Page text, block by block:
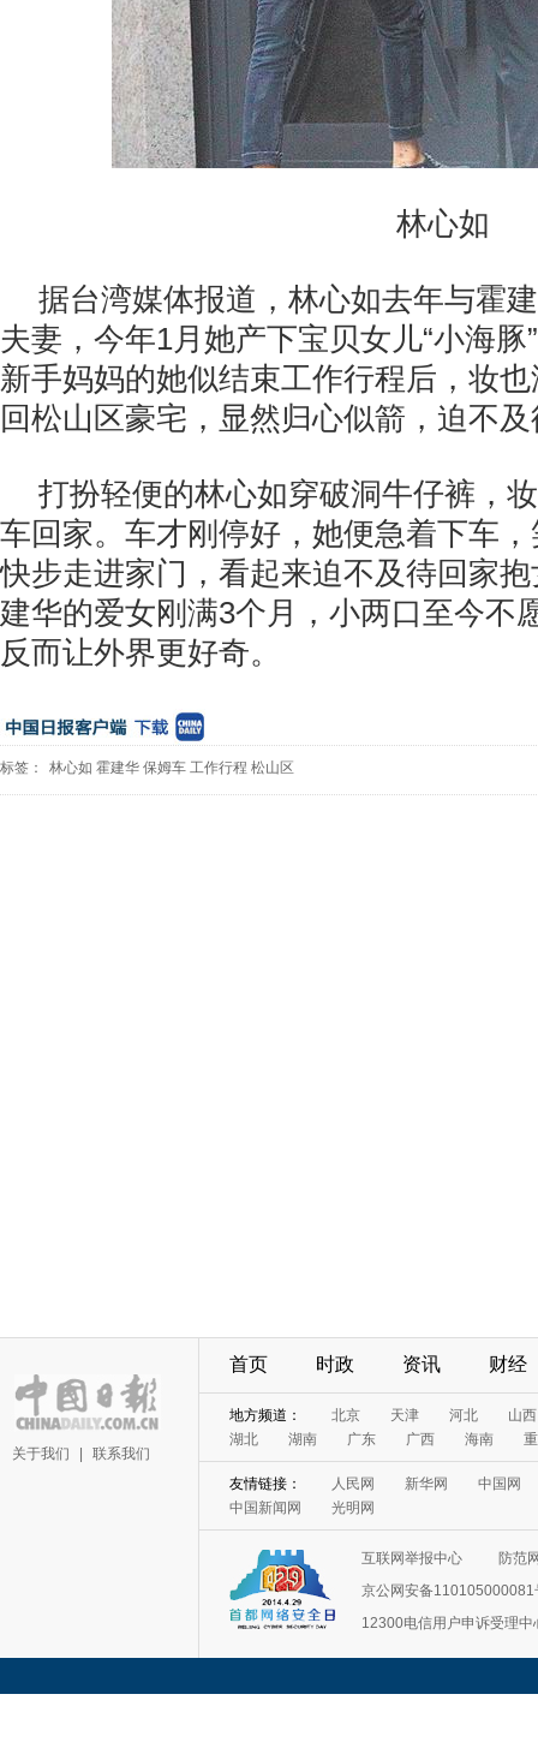
林心如
据台湾媒体报道，林心如去年与霍
夫妻，今年1月她产下宝贝女儿“小海豚
新手妈妈的她似结束工作行程后，妆
回松山区豪宅，显然归心似箭，迫不
打扮轻便的林心如穿破洞牛仔裤，
车回家。车才刚停好，她便急着下车
快步走进家门，看起来迫不及待回家
建华的爱女刚满3个月，小两口至今不
反而让外界更好奇。
标签： 林心如 霍建华 保姆车 工作行程 松山区
关于我们 联系我们
首页 时政 资讯 财经
地方频道： 北京 天津 河北
山西
湖北
湖南 广东 广西 海南
友情链接： 人民网 新华网
中国网
中国新闻网
光明网
互联网举报中心
防范
京公网安备110105000081
12300电信用户申诉受理中